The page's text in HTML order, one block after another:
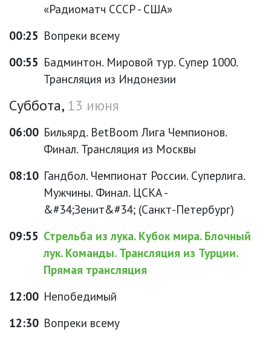
«Радиоматч СССР - США»
00:25 Вопреки всему
00:55 Бадминтон. Мировой тур. Супер 1000.
Трансляция из Индонезии
Суббота, 13 июня
06:00 Бильярд. BetBoom Лига Чемпионов.
Финал. Трансляция из Москвы
08:10 Гандбол. Чемпионат России. Суперлига.
Мужчины. Финал. ЦСКА -
&#34;Зенит&#34; (Санкт-Петербург)
09:55 Стрельба из лука. Кубок мира. Блочный
лук. Команды. Трансляция из Турции.
Прямая трансляция
12:00 Непобедимый
12:30 Вопреки всему